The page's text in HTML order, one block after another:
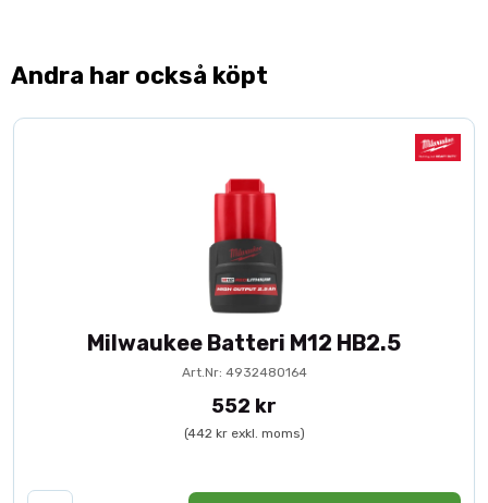
Andra har också köpt
Milwaukee Batteri M12 HB2.5
Art.Nr: 4932480164
552 kr
(442 kr exkl. moms)